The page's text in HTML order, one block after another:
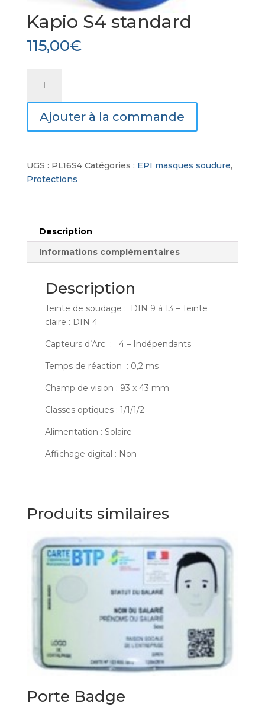
Kapio S4 standard
115,00€
Kapio
standard
Ajouter à la commande
UGS : PL16S4 Catégories : EPI masques soudure,
Protections
Description
Informations complémentaires
Description
Teinte de soudage : DIN 9 à 13 – Teinte
claire : DIN 4
Capteurs d’Arc : 4 – Indépendants
Temps de réaction : 0,2 ms
Champ de vision : 93 x 43 mm
Classes optiques : 1/1/1/2-
Alimentation : Solaire
Affichage digital : Non
Produits similaires
Porte Badge